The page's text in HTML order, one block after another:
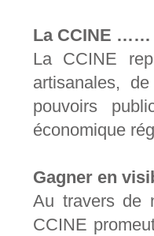
La CCINE ……
La CCINE
artisanales,
pouvoirs
économique
Gagner en
Au travers de
CCINE